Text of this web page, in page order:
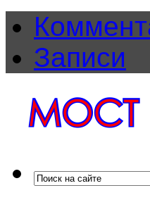
Записи